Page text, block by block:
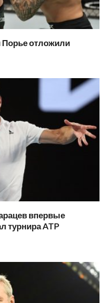
Порье отложили
впервые
турнира ATP